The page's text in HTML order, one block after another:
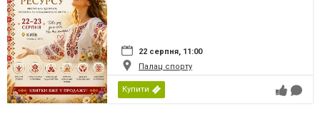
22 серпня, 11:00
Палац спорту
Купити